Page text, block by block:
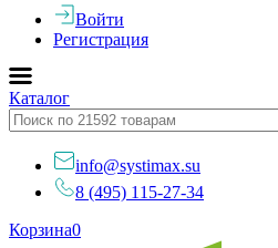
Войти
Регистрация
Каталог
info@systimax.su
8 (495) 115-27-34
Корзина0